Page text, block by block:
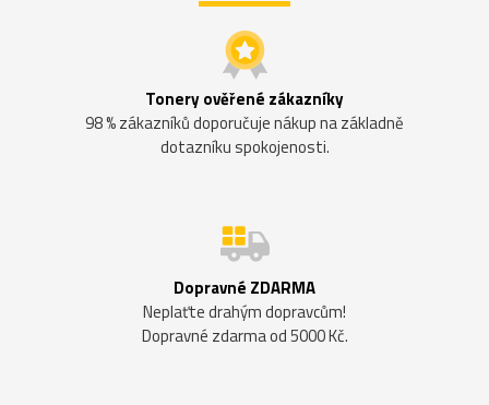
Tonery ověřené zákazníky
98 % zákazníků doporučuje nákup na základně
dotazníku spokojenosti.
Dopravné ZDARMA
Neplaťte drahým dopravcům!
Dopravné zdarma od 5000 Kč.